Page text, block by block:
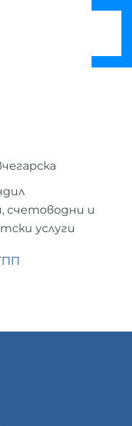
счетоводни и
услуги